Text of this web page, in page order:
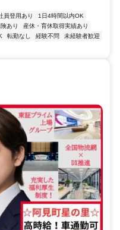
員登用あり
1日4時間以内OK
あり
産休・育休取得実績あり
転勤なし 経験不問
未経験者歓迎